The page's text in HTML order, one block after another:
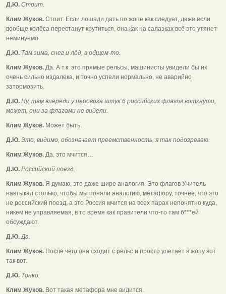
Д.Ю. Стоит.
Клим Жуков. Стоит. Если лошади дать по жопе как следует, даже если
вообще колёса перестанут крутиться, она как на салазках всё это утянет
неминуемо.
Д.Ю. Там зима, снег и лёд, в общем-то.
Клим Жуков. Да. А т.к. это прямые рельсы, машинисты увидели бы их
очень сильно издалека, и точно успели нормально, не аварийно
затормозить.
Д.Ю. Ну, там впереди у паровоза штук 6 российских флагов воткнуто,
может, они за флагами не видели.
Клим Жуков. Может быть.
Д.Ю. Это, видимо, обозначает преемственность, я так подозреваю.
Клим Жуков. Да, это мчится…
Д.Ю. Российский поезд.
Клим Жуков. Я думаю, это даже шире аналогия. Это флагов Учитель
навтыкал столько, чтобы мы поняли аналогию, метафору, точнее, что это
не российский поезд, а это Россия мчится на всех парах непонятно куда,
никем не управляемая, в то время как правители что-то там б***ей
обсуждают.
Д.Ю.Да.
Клим Жуков. После чего она сходит с рельс и просто улетает в жопу вот
так вот.
Д.Ю. Тонко.
Клим Жуков. Вот такая метафора мне видится.